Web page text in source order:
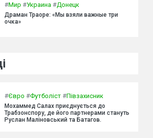
#Мир #Украина #Донецк
Драман Траоре: «Мы взяли важные три
очка»
#Євро #Футболіст #Півзахисник
Мохаммед Салах приєднується до
Трабзонспору, де його партнерами стануть
Руслан Маліновський та Батагов.